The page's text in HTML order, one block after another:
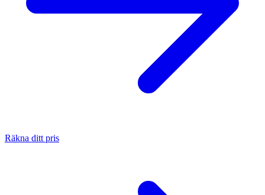
Räkna ditt pris